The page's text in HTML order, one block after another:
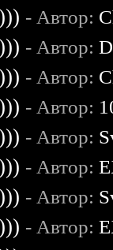
- Автор:
- Автор:
- Автор:
- Автор:
- Автор:
- Автор:
- Автор:
- Автор: